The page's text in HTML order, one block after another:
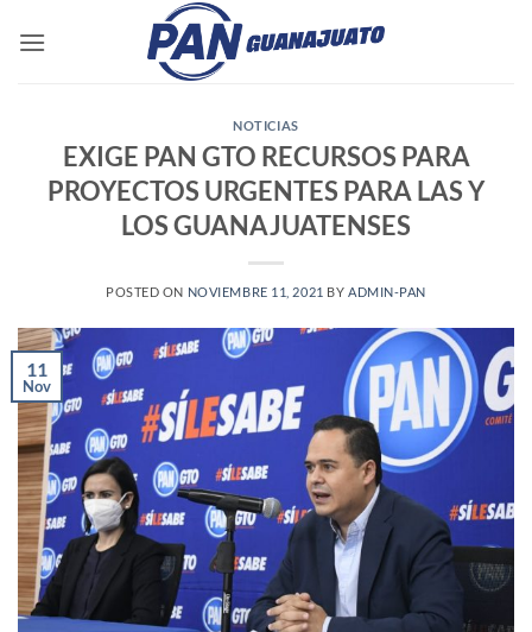
NOTICIAS
EXIGE PAN GTO RECURSOS PARA
PROYECTOS URGENTES PARA LAS Y
LOS GUANAJUATENSES
POSTED ON NOVIEMBRE 11, 2021 BY ADMIN-PAN
11
Nov